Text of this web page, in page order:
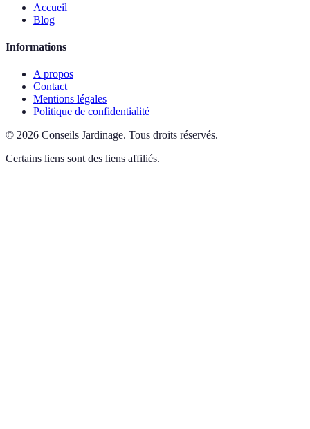
Accueil
Blog
Informations
A propos
Contact
Mentions légales
Politique de confidentialité
© 2026 Conseils Jardinage. Tous droits réservés.
Certains liens sont des liens affiliés.